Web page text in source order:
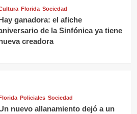
Florida Sociedad
ganadora: el afiche
de la Sinfónica ya tiene
creadora
Policiales Sociedad
nuevo allanamiento dejó a un